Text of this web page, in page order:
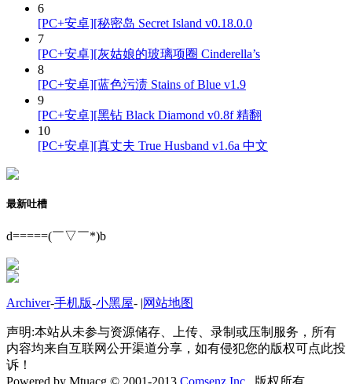
6
[PC+安卓][秘密岛 Secret Island v0.18.0.0
7
[PC+安卓][灰姑娘的玻璃项圈 Cinderella’s
8
[PC+安卓][蓝色污渍 Stains of Blue v1.9
9
[PC+安卓][黑钻 Black Diamond v0.8f 精翻
10
[PC+安卓][真丈夫 True Husband v1.6a 中文
最新吐槽
d=====(￣▽￣*)b
Archiver-手机版-小黑屋- |网站地图
声明:本站从未参与资源储存、上传、录制或压制服务，所有
内容均来自互联网公开渠道分享，如有侵犯您的版权可点此投
诉！